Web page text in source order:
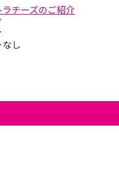
チーズのご紹介
し